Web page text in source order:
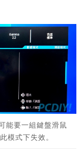
能要一組鍵盤滑鼠
模式下失效。